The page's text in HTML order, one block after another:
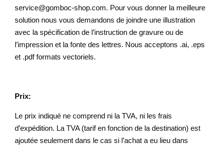
service@gomboc-shop.com. Pour vous donner la meilleure
solution nous vous demandons de joindre une illustration
avec la spécification de l’instruction de gravure ou de
l’impression et la fonte des lettres. Nous acceptons .ai, .eps
et .pdf formats vectoriels.
Prix:
Le prix indiqué ne comprend ni la TVA, ni les frais
d’expédition. La TVA (tarif en fonction de la destination) est
ajoutée seulement dans le cas si l’achat a eu lieu dans